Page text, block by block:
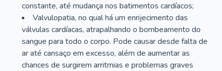
constante, até mudança nos batimentos cardíacos;
Valvulopatia, no qual há um enrijecimento das
válvulas cardíacas, atrapalhando o bombeamento do
sangue para todo o corpo. Pode causar desde falta de
ar até cansaço em excesso, além de aumentar as
chances de surgirem arritmias e problemas graves